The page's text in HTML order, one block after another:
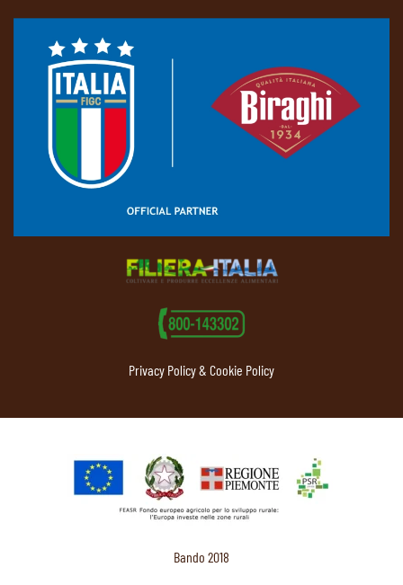
Privacy Policy & Cookie Policy
Bando 2018